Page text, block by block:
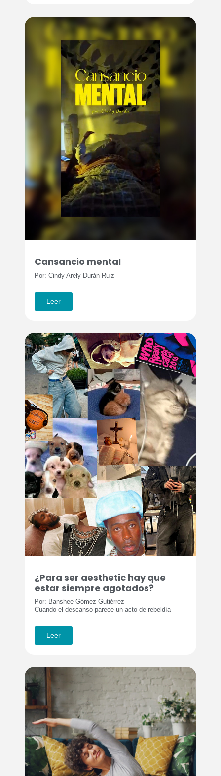
Cansancio mental
Por: Cindy Arely Durán Ruiz
Leer
¿Para ser aesthetic hay que
estar siempre agotados?
Por: Banshee Gómez Gutiérrez
Cuando el descanso parece un acto de rebeldía
Leer